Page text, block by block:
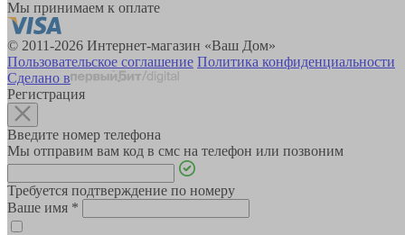
Мы принимаем к оплате
© 2011-2026 Интернет-магазин «Ваш Дом»
Пользовательское соглашение Политика конфиденциальности
Сделано в
Регистрация
Введите номер телефона
Мы отправим вам код в смс на телефон или позвоним
Требуется подтверждение по номеру
Ваше имя *